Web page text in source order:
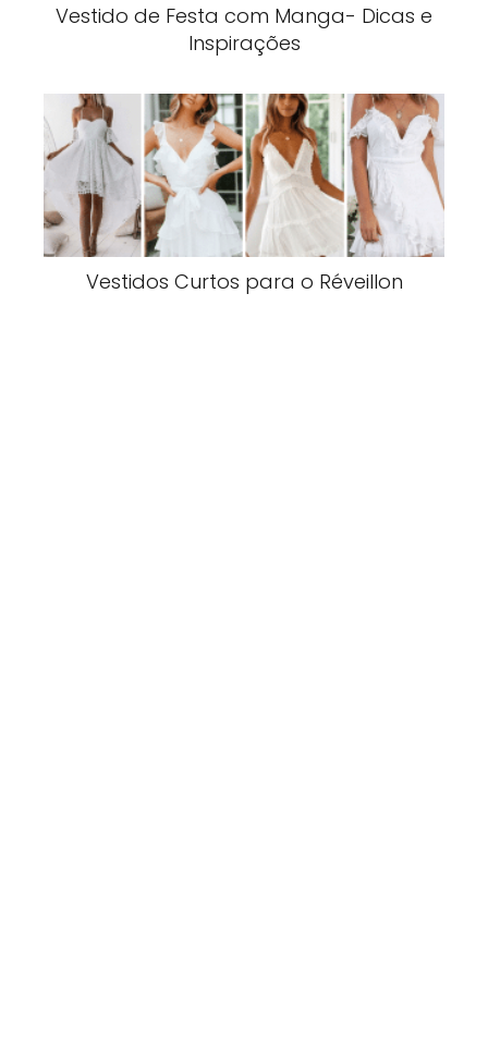
Vestido de Festa com Manga- Dicas e
Inspirações
Vestidos Curtos para o Réveillon